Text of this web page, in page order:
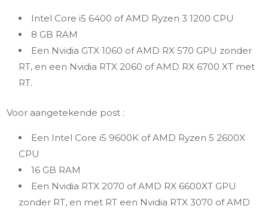
Intel Core i5 6400 of AMD Ryzen 3 1200 CPU
8 GB RAM
Een Nvidia GTX 1060 of AMD RX 570 GPU zonder
RT, en een Nvidia RTX 2060 of AMD RX 6700 XT met
RT.
Voor aangetekende post :
Een Intel Core i5 9600K of AMD Ryzen 5 2600X
CPU
16 GB RAM
Een Nvidia RTX 2070 of AMD RX 6600XT GPU
zonder RT, en met RT een Nvidia RTX 3070 of AMD